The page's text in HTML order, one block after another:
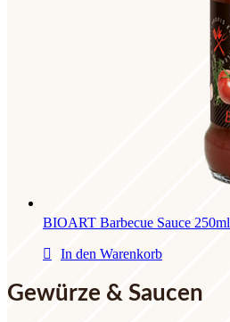
BIOART Barbecue Sauce 250ml
In den Warenkorb
Gewürze & Saucen